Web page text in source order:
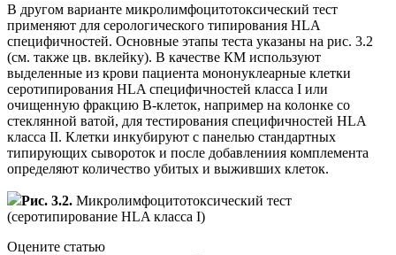
В другом варианте микролимфоцитотоксический тест
применяют для серологического типирования HLA
специфичностей. Основные этапы теста указаны на рис. 3.2
(см. также цв. вклейку). В качестве КМ используют
выделенные из крови пациента мононуклеарные клетки
серотипирования HLA специфичностей класса I или
очищенную фракцию В-клеток, например на колонке со
стеклянной ватой, для тестирования специфичностей HLA
класса II. Клетки инкубируют с панелью стандартных
типирующих сывороток и после добавлениия комплемента
определяют количество убитых и выживших клеток.
Рис. 3.2. Микролимфоцитотоксический тест
(серотипирование HLA класса I)
Оцените статью